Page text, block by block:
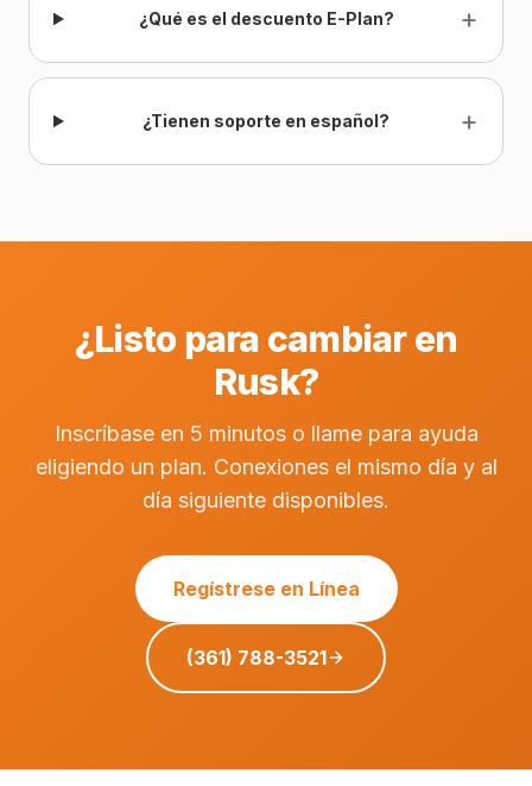
¿Qué es el descuento E-Plan? +
¿Tienen soporte en español? +
¿Listo para cambiar en
Rusk?
Inscríbase en 5 minutos o llame para ayuda
eligiendo un plan. Conexiones el mismo día y al
día siguiente disponibles.
Regístrese en Línea
(361) 788-3521